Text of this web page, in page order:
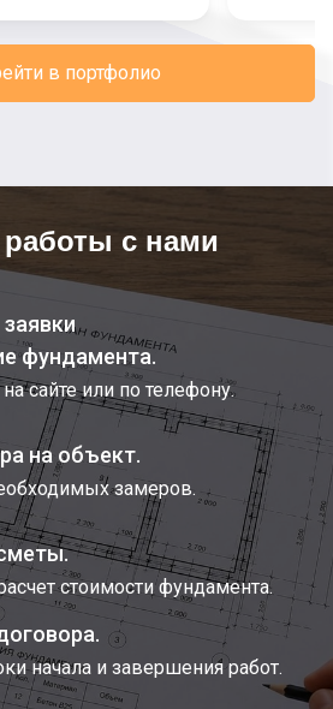
в портфолио
с нами
фундамента.
на сайте или по телефону.
на объект.
замеров.
стоимости фундамента.
начала и завершения работ.